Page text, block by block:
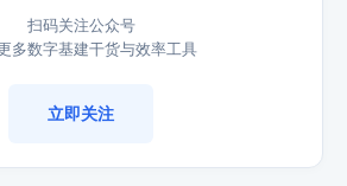
扫码关注公众号
多数字基建干货与效率工具
立即关注